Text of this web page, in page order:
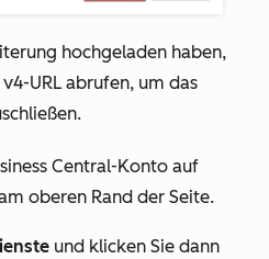
hochgeladen haben,
URL abrufen, um das
Central-Konto auf
oberen Rand der Seite.
und klicken Sie dann